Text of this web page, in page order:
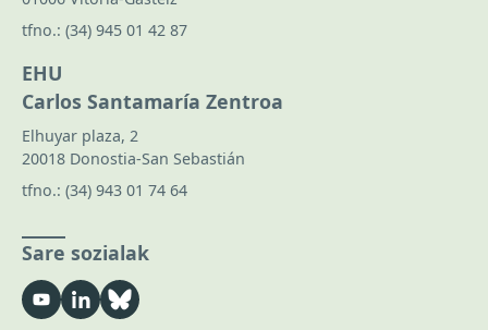
tfno.: (34) 945 01 42 87
EHU
Carlos Santamaría Zentroa
Elhuyar plaza, 2
20018 Donostia-San Sebastián
tfno.: (34) 943 01 74 64
Sare sozialak